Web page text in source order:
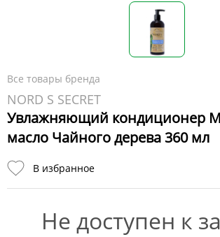
Все товары бренда
NORD S SECRET
Увлажняющий кондиционер
масло Чайного дерева 360 мл
В избранное
Не доступен к